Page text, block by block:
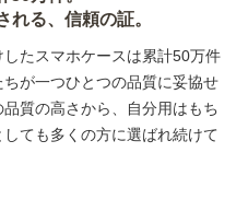
れる、信頼の証。
たスマホケースは累計50万件
が一つひとつの品質に妥協せ
質の高さから、自分用はもち
ても多くの方に選ばれ続けて